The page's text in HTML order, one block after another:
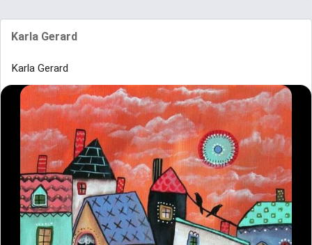
Karla Gerard
Karla Gerard